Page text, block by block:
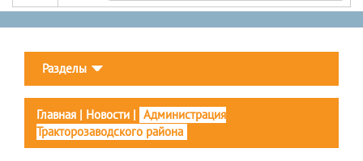
Разделы
Главная | Новости | Администрация
Тракторозаводского района